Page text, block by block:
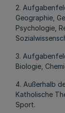
2.
Geographie,
Psychologie,
3.
Biologie,
4. Außerhalb
Katholische
Sport.